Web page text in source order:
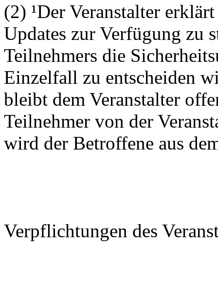
(2) ¹Der Veranstalter
Updates zur Verfügung zu
Teilnehmers die
Einzelfall zu entscheiden
bleibt dem Veranstalter
Teilnehmer von der
wird der Betroffene aus
Verpflichtungen des